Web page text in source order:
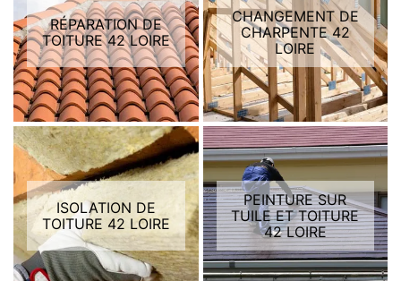
RÉPARATION DE
TOITURE 42 LOIRE
CHANGEMENT DE
CHARPENTE 42
LOIRE
ISOLATION DE
TOITURE 42 LOIRE
PEINTURE SUR
TUILE ET TOITURE
42 LOIRE